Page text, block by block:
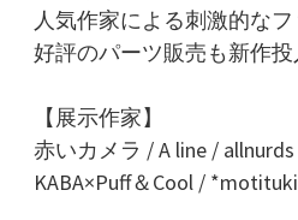
人気作家による刺激的なフ
好評のパーツ販売も新作
【展示作家】
赤いカメラ / A line / allnurds
KABA×Puff＆Cool /